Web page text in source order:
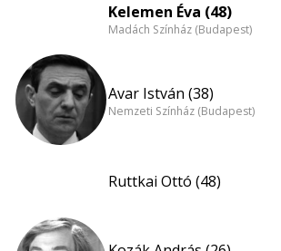
Kelemen Éva (48)
Madách Színház (Budapest)
Avar István (38)
Nemzeti Színház (Budapest)
Ruttkai Ottó (48)